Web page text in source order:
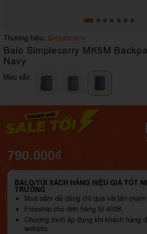
Item
1
of
7
Thương hiệu: Simplecarry
Balo Simplecarry MK5M
Navy
Màu sắc:
790.000₫
BALO/TÚI XÁCH HÀNG HIỆU GIÁ TỐT
TRƯỜNG
Mua sắm dễ dàng chỉ qua vài lần chạm
Freeship cho đơn hàng từ 400K
Chương trình áp dụng khi khách hàng
website